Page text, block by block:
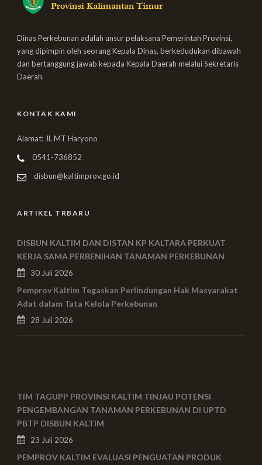
Dinas Perkebunan adalah unsur pelaksana Pemerintah Provinsi,
yang dipimpin oleh seorang Kepala Dinas, berkedudukan dibawah
dan bertanggung jawab kepada Kepala Daerah melalui Sekretaris
Daerah.
KONTAK KAMI
Alamat: Jl. MT Haryono
0541-736852
disbun@kaltimprov.go.id
ARTIKEL TRBARU
DISBUN KALTIM DAN DISTAN KP KALTARA PERKUAT
KERJA SAMA PERBENIHAN TANAMAN PERKEBUNAN
30 Juli 2026
Pemprov Kaltim Tegaskan Perlindungan Hak Masyarakat
Adat dalam Tata Kelola Perkebunan
28 Juli 2026
TIM TAGUPP PROVINSI KALTIM TINJAU POTENSI
PENGEMBANGAN TANAMAN PERKEBUNAN DI UPTD
PBTP DISBUN KALTIM
23 Juli 2026
PEMPROV KALTIM EVALUASI PENGUATAN PRODUK